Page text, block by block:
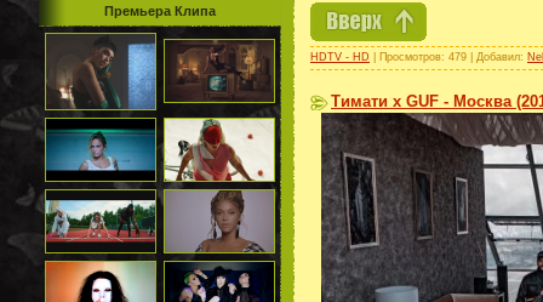
Премьера Клипа
HDTV - HD | Просмотров: 479 | Добавил:
Тимати x GUF - Москва